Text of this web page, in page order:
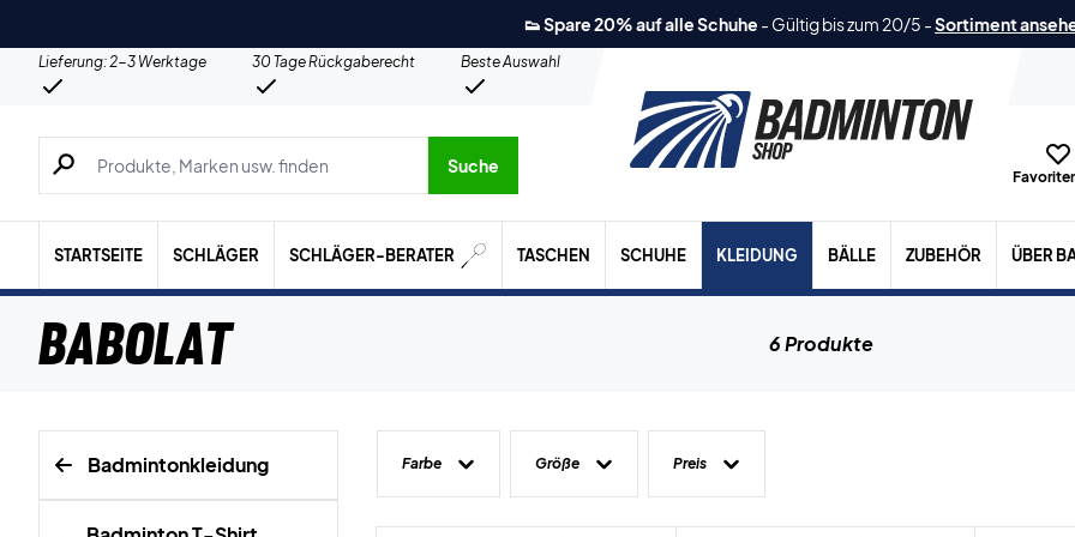
👟 Spare 20% auf alle Schuhe - Gültig bis zum 20/5 -Sortiment
Lieferung: 2-3 Werktage 30 Tage Rückgaberecht
Beste Auswahl
Suche nach Produkten, Marken usw.
Suche
STARTSEITE SCHLÄGER SCHLÄGER-BERATER TASCHEN SCHUHE KLEIDUNG BÄLLE ZUBEHÖR ÜBER
Babolat 6 Produkte
Badmintonkleidung Farbe Größe Preis